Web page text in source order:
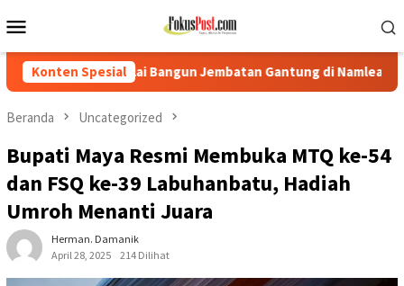
ke
Mobile
Konten Spesial
Bangun Jembatan Gantung di Namlea Ilath Korban
Beranda Uncategorized
Bupati Maya Resmi Membuka MTQ ke-54
dan FSQ ke-39 Labuhanbatu, Hadiah
Umroh Menanti Juara
Herman. Damanik
April 28, 2025
214 Dilihat